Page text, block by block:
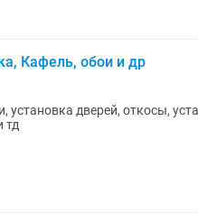
Кафель, обои и др
установка дверей, откосы,
тд